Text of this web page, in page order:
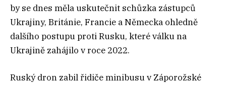
by se dnes měla uskutečnit schůzka zástupců
Ukrajiny, Británie, Francie a Německa ohledně
dalšího postupu proti Rusku, které válku na
Ukrajině zahájilo v roce 2022.
Ruský dron zabil řidiče minibusu v Záporožské